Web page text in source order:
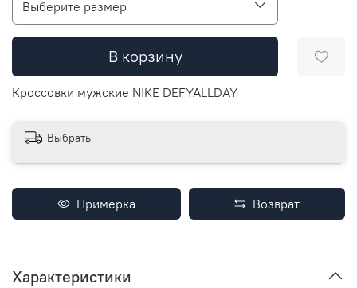
Выберите размер
В корзину
Кроссовки мужские NIKE DEFYALLDAY
Выбрать
Примерка Возврат
Характеристики